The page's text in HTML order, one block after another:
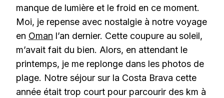
manque de lumière et le froid en ce moment.
Moi, je repense avec nostalgie à notre voyage
en Oman l’an dernier. Cette coupure au soleil,
m’avait fait du bien. Alors, en attendant le
printemps, je me replonge dans les photos de
plage. Notre séjour sur la Costa Brava cette
année était trop court pour parcourir des km à